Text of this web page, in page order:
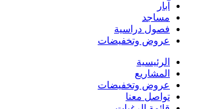
آبار
مساجد
فصول دراسية
عروض وتخفيضات
الرئيسية
المشاريع
عروض وتخفيضات
تواصل معنا